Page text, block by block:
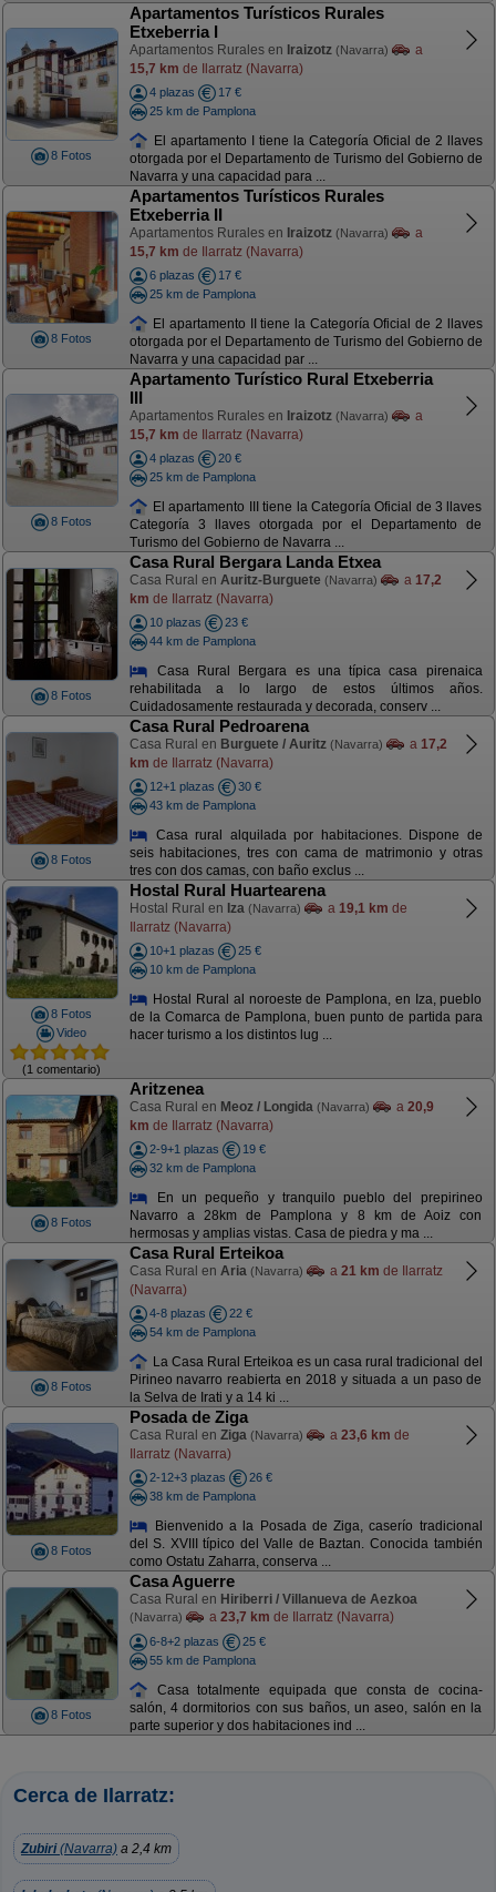
8 Fotos
Apartamentos Turísticos Rurales
Etxeberria I
Apartamentos Rurales en Iraizotz (Navarra)
a
15,7 km de Ilarratz (Navarra)
4 plazas
17 €
25 km de Pamplona
El apartamento I tiene la Categoría Oficial de 2 llaves
otorgada por el Departamento de Turismo del Gobierno de
Navarra y una capacidad para ...
8 Fotos
Apartamentos Turísticos Rurales
Etxeberria II
Apartamentos Rurales en Iraizotz (Navarra)
a
15,7 km de Ilarratz (Navarra)
6 plazas
17 €
25 km de Pamplona
El apartamento II tiene la Categoría Oficial de 2 llaves
otorgada por el Departamento de Turismo del Gobierno de
Navarra y una capacidad par ...
8 Fotos
Apartamento Turístico Rural Etxeberria
III
Apartamentos Rurales en Iraizotz (Navarra)
a
15,7 km de Ilarratz (Navarra)
4 plazas
20 €
25 km de Pamplona
El apartamento III tiene la Categoría Oficial de 3 llaves
Categoría 3 llaves otorgada por el Departamento de
Turismo del Gobierno de Navarra ...
8 Fotos
Casa Rural Bergara Landa Etxea
Casa Rural en Auritz-Burguete (Navarra) a 17,2
km de Ilarratz (Navarra)
10 plazas
23 €
44 km de Pamplona
Casa Rural Bergara es una típica casa pirenaica
rehabilitada a lo largo de estos últimos años.
Cuidadosamente restaurada y decorada, conserv ...
8 Fotos
Casa Rural Pedroarena
Casa Rural en Burguete / Auritz (Navarra) a 17,2
km de Ilarratz (Navarra)
12+1 plazas
30 €
43 km de Pamplona
Casa rural alquilada por habitaciones. Dispone de
seis habitaciones, tres con cama de matrimonio y otras
tres con dos camas, con baño exclus ...
8 Fotos
Video
(1 comentario)
Hostal Rural Huartearena
Hostal Rural en Iza (Navarra) a 19,1 km de
Ilarratz (Navarra)
10+1 plazas
25 €
10 km de Pamplona
Hostal Rural al noroeste de Pamplona, en Iza, pueblo
de la Comarca de Pamplona, buen punto de partida para
hacer turismo a los distintos lug ...
8 Fotos
Aritzenea
Casa Rural en Meoz / Longida (Navarra) a 20,9
km de Ilarratz (Navarra)
2-9+1 plazas
19 €
32 km de Pamplona
En un pequeño y tranquilo pueblo del prepirineo
Navarro a 28km de Pamplona y 8 km de Aoiz con
hermosas y amplias vistas. Casa de piedra y ma ...
8 Fotos
Casa Rural Erteikoa
Casa Rural en Aria (Navarra) a 21 km de Ilarratz
(Navarra)
4-8 plazas
22 €
54 km de Pamplona
La Casa Rural Erteikoa es un casa rural tradicional del
Pirineo navarro reabierta en 2018 y situada a un paso de
la Selva de Irati y a 14 ki ...
8 Fotos
Posada de Ziga
Casa Rural en Ziga (Navarra) a 23,6 km de
Ilarratz (Navarra)
2-12+3 plazas
26 €
38 km de Pamplona
Bienvenido a la Posada de Ziga, caserío tradicional
del S. XVIII típico del Valle de Baztan. Conocida también
como Ostatu Zaharra, conserva ...
8 Fotos
Casa Aguerre
Casa Rural en Hiriberri / Villanueva de Aezkoa
(Navarra) a 23,7 km de Ilarratz (Navarra)
6-8+2 plazas
25 €
55 km de Pamplona
Casa totalmente equipada que consta de cocina-
salón, 4 dormitorios con sus baños, un aseo, salón en la
parte superior y dos habitaciones ind ...
Cerca de Ilarratz:
Zubiri(Navarra) a 2,4 km